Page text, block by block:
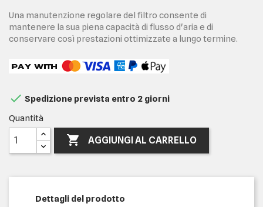
Una manutenzione regolare del filtro consente di
mantenere la sua piena capacità di flusso d'aria e di
conservare così prestazioni ottimizzate a lungo termine.
 Spedizione prevista entro 2 giorni
Quantità
 AGGIUNGI AL CARRELLO
Dettagli del prodotto